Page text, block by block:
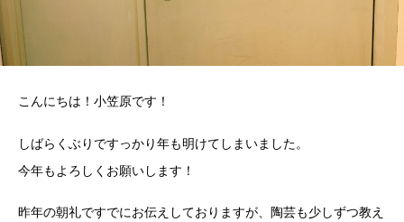
こんにちは！小笠原です！
しばらくぶりですっかり年も明けてしまいました。
今年もよろしくお願いします！
昨年の朝礼ですでにお伝えしておりますが、陶芸も少しずつ教え